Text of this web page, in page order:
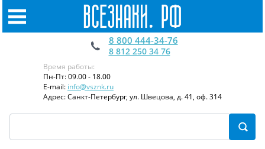
8 800 444-34-76
8 812 250 34 76
Время работы:
Пн-Пт: 09.00 - 18.00
E-mail: info@vsznk.ru
Адрес: Санкт-Петербург, ул. Швецова, д. 41, оф. 314